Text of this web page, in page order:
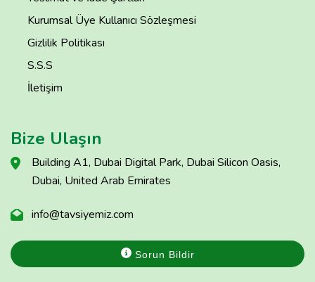
Kurumsal Üye Kullanıcı Sözleşmesi
Gizlilik Politikası
S.S.S
İletişim
Bize Ulaşın
Building A1, Dubai Digital Park, Dubai Silicon Oasis,
Dubai, United Arab Emirates
info@tavsiyemiz.com
Sorun Bildir